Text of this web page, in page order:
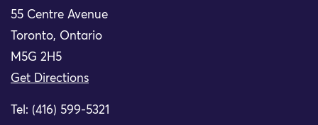
55 Centre Avenue
Toronto, Ontario
M5G 2H5
Get Directions
Tel: (416) 599-5321